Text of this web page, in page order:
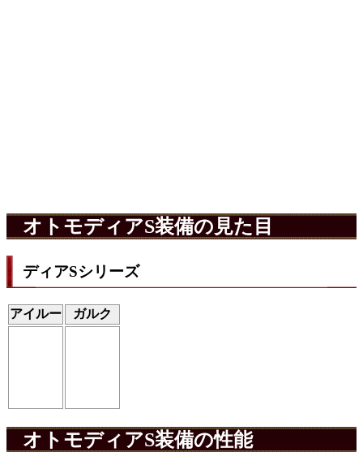
オトモディアS装備の見た目
ディアSシリーズ
アイルー ガルク
オトモディアS装備の性能